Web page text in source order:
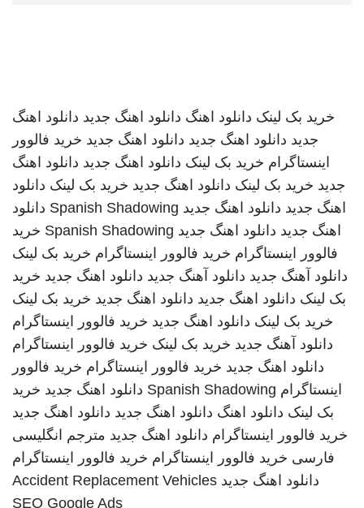
خرید بک لینک دانلود اهنگ دانلود اهنگ جدید دانلود اهنگ
جدید دانلود اهنگ جدید دانلود اهنگ جدید خرید فالوور
اینستاگرام خرید بک لینک دانلود اهنگ جدید دانلود اهنگ
جدید خرید بک لینک دانلود اهنگ جدید خرید بک لینک دانلود
اهنگ جدید دانلود اهنگ جدید Spanish Shadowing دانلود
اهنگ جدید دانلود اهنگ جدید Spanish Shadowing خرید
فالوور اینستاگرام خرید فالوور اینستاگرام خرید بک لینک
دانلود آهنگ جدید دانلود آهنگ جدید دانلود اهنگ جدید خرید
بک لینک دانلود اهنگ جدید دانلود اهنگ جدید خرید بک لینک
خرید بک لینک دانلود اهنگ جدید خرید فالوور اینستاگرام
دانلود آهنگ جدید خرید بک لینک خرید فالوور اینستاگرام
دانلود اهنگ جدید خرید فالوور اینستاگرام خرید فالوور
اینستاگرام Spanish Shadowing دانلود اهنگ جدید خرید
بک لینک دانلود اهنگ دانلود اهنگ جدید دانلود اهنگ جدید
خرید فالوور اینستاگرام دانلود اهنگ جدید مترجم انگلیسی
فارسی خرید فالوور اینستاگرام خرید فالوور اینستاگرام
دانلود اهنگ جدید Accident Replacement Vehicles
SEO Google Ads